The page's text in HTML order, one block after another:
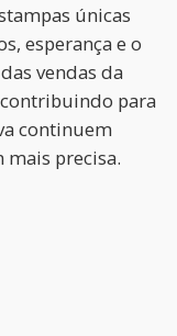
únicas
esperança e o
vendas da
contribuindo para
continuem
precisa.